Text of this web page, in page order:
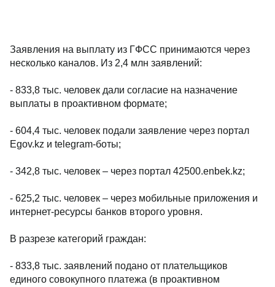
Заявления на выплату из ГФСС принимаются через
несколько каналов. Из 2,4 млн заявлений:
- 833,8 тыс. человек дали согласие на назначение
выплаты в проактивном формате;
- 604,4 тыс. человек подали заявление через портал
Egov.kz и telegram-боты;
- 342,8 тыс. человек – через портал 42500.enbek.kz;
- 625,2 тыс. человек – через мобильные приложения и
интернет-ресурсы банков второго уровня.
В разрезе категорий граждан:
- 833,8 тыс. заявлений подано от плательщиков
единого совокупного платежа (в проактивном